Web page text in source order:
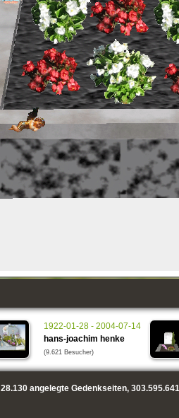
1922-01-28 - 2004-07-14
hans-joachim henke
(9.621 Besucher)
28.130angelegte Gedenkseiten, 303.595.641